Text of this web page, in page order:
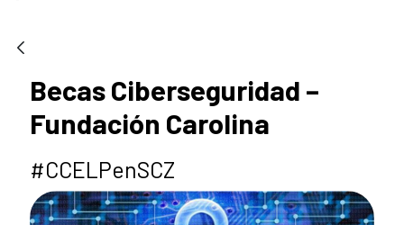
Becas Ciberseguridad –
Fundación Carolina
#CCELPenSCZ